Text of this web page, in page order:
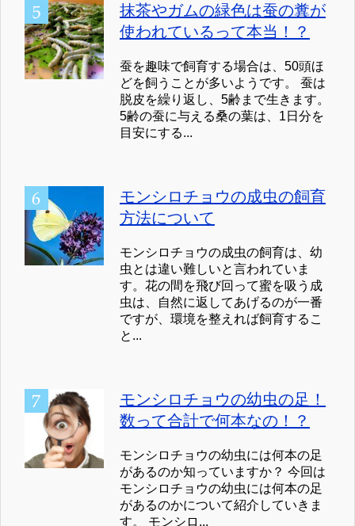
抹茶やガムの緑色は蚕の糞が
使われているって本当！？
蚕を趣味で飼育する場合は、50頭ほ
どを飼うことが多いようです。 蚕は
脱皮を繰り返し、5齢まで生きます。
5齢の蚕に与える桑の葉は、1日分を
目安にする...
モンシロチョウの成虫の飼育
方法について
モンシロチョウの成虫の飼育は、幼
虫とは違い難しいと言われていま
す。花の間を飛び回って蜜を吸う成
虫は、自然に返してあげるのが一番
ですが、環境を整えれば飼育するこ
と...
モンシロチョウの幼虫の足！
数って合計で何本なの！？
モンシロチョウの幼虫には何本の足
があるのか知っていますか？ 今回は
モンシロチョウの幼虫には何本の足
があるのかについて紹介していきま
す。 モンシロ...